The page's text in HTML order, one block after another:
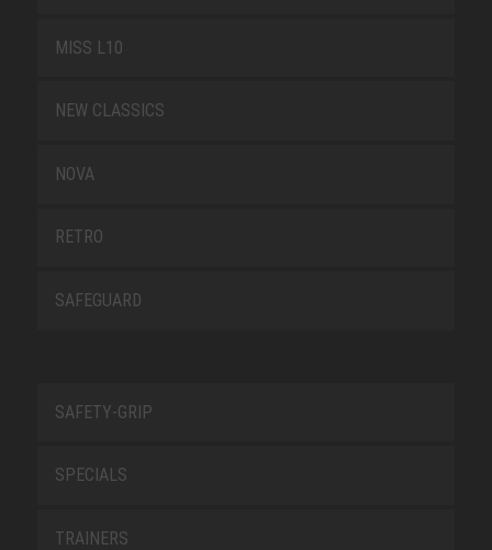
MISS L10
NEW CLASSICS
NOVA
RETRO
SAFEGUARD
SAFETY-GRIP
SPECIALS
TRAINERS